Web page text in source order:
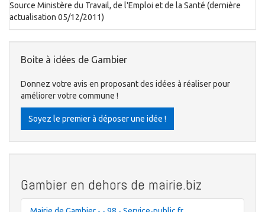
Source Ministère du Travail, de l'Emploi et de la Santé (dernière
actualisation 05/12/2011)
Boite à idées de Gambier
Donnez votre avis en proposant des idées à réaliser pour
améliorer votre commune !
Soyez le premier à déposer une idée !
Gambier en dehors de mairie.biz